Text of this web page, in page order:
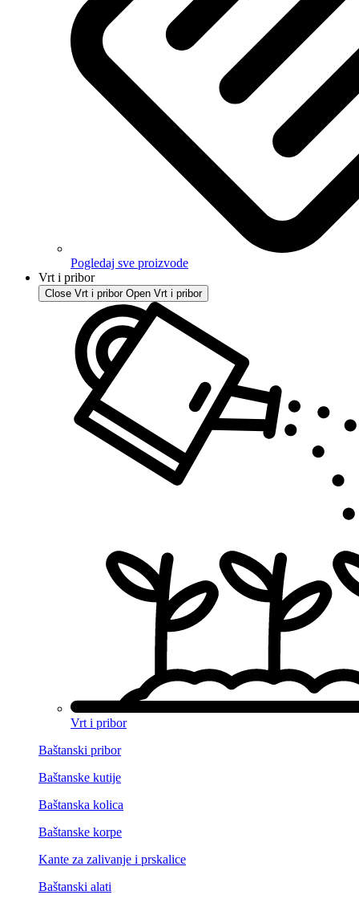
Pogledaj sve proizvode
Vrt i pribor
Close Vrt i pribor Open Vrt i pribor
Vrt i pribor
Baštanski pribor
Baštanske kutije
Baštanska kolica
Baštanske korpe
Kante za zalivanje i prskalice
Baštanski alati